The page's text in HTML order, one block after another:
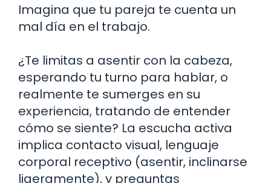
Imagina que tu pareja te cuenta un
mal día en el trabajo.
¿Te limitas a asentir con la cabeza,
esperando tu turno para hablar, o
realmente te sumerges en su
experiencia, tratando de entender
cómo se siente? La escucha activa
implica contacto visual, lenguaje
corporal receptivo (asentir, inclinarse
ligeramente), y preguntas